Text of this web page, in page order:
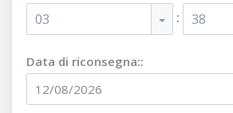
03 : 38
Data di riconsegna::